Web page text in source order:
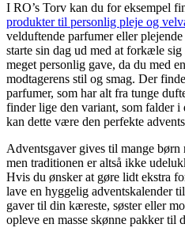
I RO’s Torv kan du for eksempel
produkter til personlig pleje og
velduftende parfumer eller
starte sin dag ud med at forkæle
meget personlig gave, da du med
modtagerens stil og smag. Der
parfumer, som har alt fra tunge
finder lige den variant, som falder i
kan dette være den perfekte
Adventsgaver gives til mange
men traditionen er altså ikke
Hvis du ønsker at gøre lidt ekstra
lave en hyggelig adventskalender
gaver til din kæreste, søster eller
opleve en masse skønne pakker til